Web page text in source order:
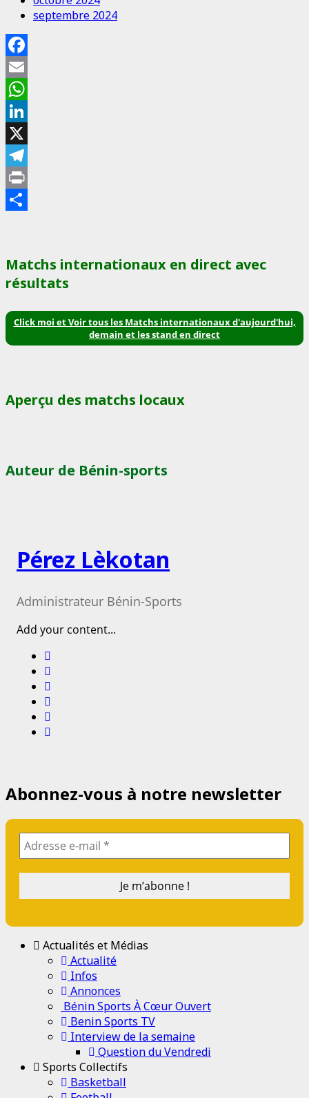
septembre 2024
Facebook
Email
WhatsApp
LinkedIn
X
Telegram
Print
Matchs internationaux en direct avec
résultats
Click moi et Voir tous les Matchs internationaux d'aujourd'hui,
demain et les stand en direct
Aperçu des matchs locaux
Auteur de Bénin-sports
Pérez Lèkotan
Administrateur Bénin-Sports
Add your content...
Abonnez-vous à notre newsletter
Actualités et Médias
Actualité
Infos
Annonces
Bénin Sports À Cœur Ouvert
Benin Sports TV
Interview de la semaine
Question du Vendredi
Sports Collectifs
Basketball